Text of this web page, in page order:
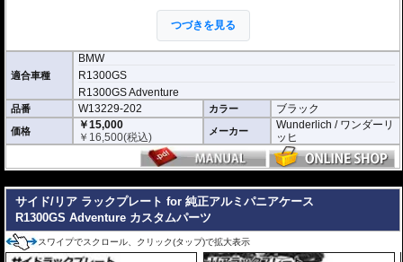
つづきを見る
適合車種
BMW
R1300GS
R1300GS Adventure
品番 W13229-202 カラー ブラック
価格
￥15,000
￥ 16,500(税込) メーカー
Wunderlich / ワンダーリ
ッヒ
サイド/リア ラックプレート for 純正アルミパニアケース
R1300GS Adventure カスタムパーツ
スワイプでスクロール、クリック(タップ)で拡大表示